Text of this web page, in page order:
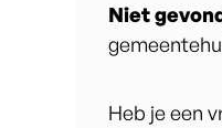
Niet
Heb je een